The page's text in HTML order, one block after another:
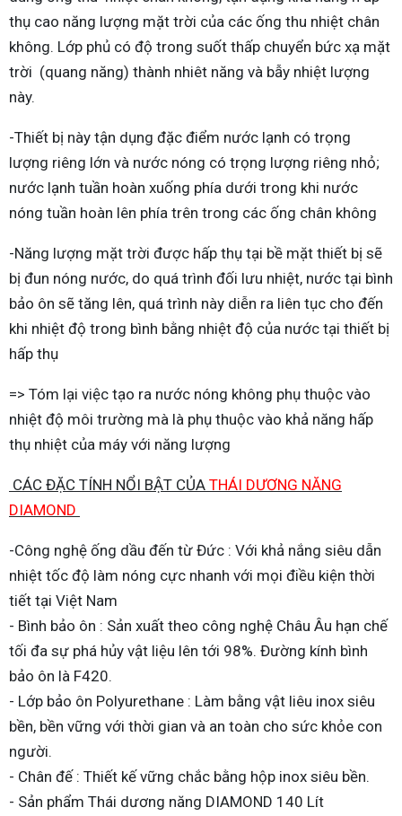
thụ cao năng lượng mặt trời của các ống thu nhiệt chân
không. Lớp phủ có độ trong suốt thấp chuyển bức xạ mặt
trời (quang năng) thành nhiêt năng và bẫy nhiệt lượng
này.
-Thiết bị này tận dụng đặc điểm nước lạnh có trọng
lượng riêng lớn và nước nóng có trọng lượng riêng nhỏ;
nước lạnh tuần hoàn xuống phía dưới trong khi nước
nóng tuần hoàn lên phía trên trong các ống chân không
-Năng lượng mặt trời được hấp thụ tại bề mặt thiết bị sẽ
bị đun nóng nước, do quá trình đối lưu nhiệt, nước tại bình
bảo ôn sẽ tăng lên, quá trình này diễn ra liên tục cho đến
khi nhiệt độ trong bình bằng nhiệt độ của nước tại thiết bị
hấp thụ
=> Tóm lại việc tạo ra nước nóng không phụ thuộc vào
nhiệt độ môi trường mà là phụ thuộc vào khả năng hấp
thụ nhiệt của máy với năng lượng
CÁC ĐẶC TÍNH NỔI BẬT CỦA THÁI DƯƠNG NĂNG
DIAMOND
-Công nghệ ống dầu đến từ Đức : Với khả nắng siêu dẫn
nhiệt tốc độ làm nóng cực nhanh với mọi điều kiện thời
tiết tại Việt Nam
- Bình bảo ôn : Sản xuất theo công nghệ Châu Âu hạn chế
tối đa sự phá hủy vật liệu lên tới 98%. Đường kính bình
bảo ôn là F420.
- Lớp bảo ôn Polyurethane : Làm bằng vật liêu inox siêu
bền, bền vững với thời gian và an toàn cho sức khỏe con
người.
- Chân đế : Thiết kế vững chắc bằng hộp inox siêu bền.
- Sản phẩm Thái dương năng DIAMOND 140 Lít